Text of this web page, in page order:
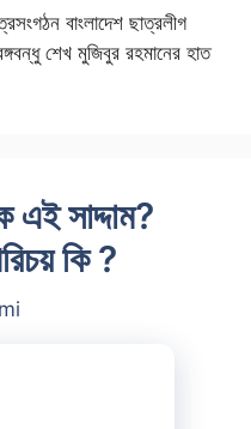
বাংলাদেশ ছাত্রলীগ
শেখ মুজিবুর রহমানের হাত
এই সাদ্দাম?
কি ?